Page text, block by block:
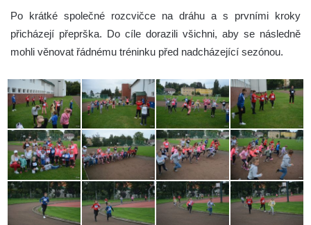
Po krátké společné rozcvičce na dráhu a s prvními kroky
přicházejí přeprška. Do cíle dorazili všichni, aby se následně
mohli věnovat řádnému tréninku před nadcházející sezónou.